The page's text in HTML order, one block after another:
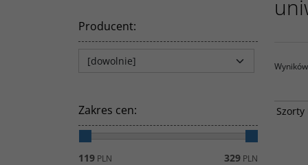
Szorty
Producent:
Zakres cen:
119 PLN 329 PLN